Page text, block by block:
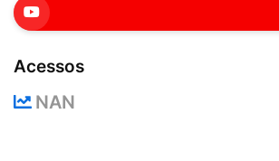
Acessos
NAN